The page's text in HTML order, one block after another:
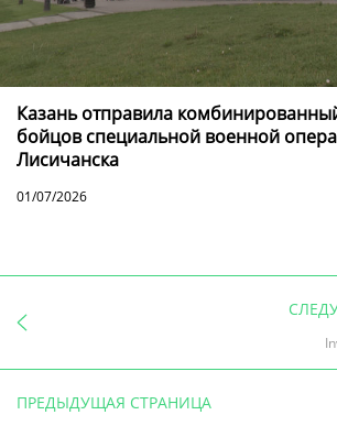
Казань отправила
бойцов специальной военной
Лисичанска
01/07/2026
ПРЕДЫДУЩАЯ СТРАНИЦА